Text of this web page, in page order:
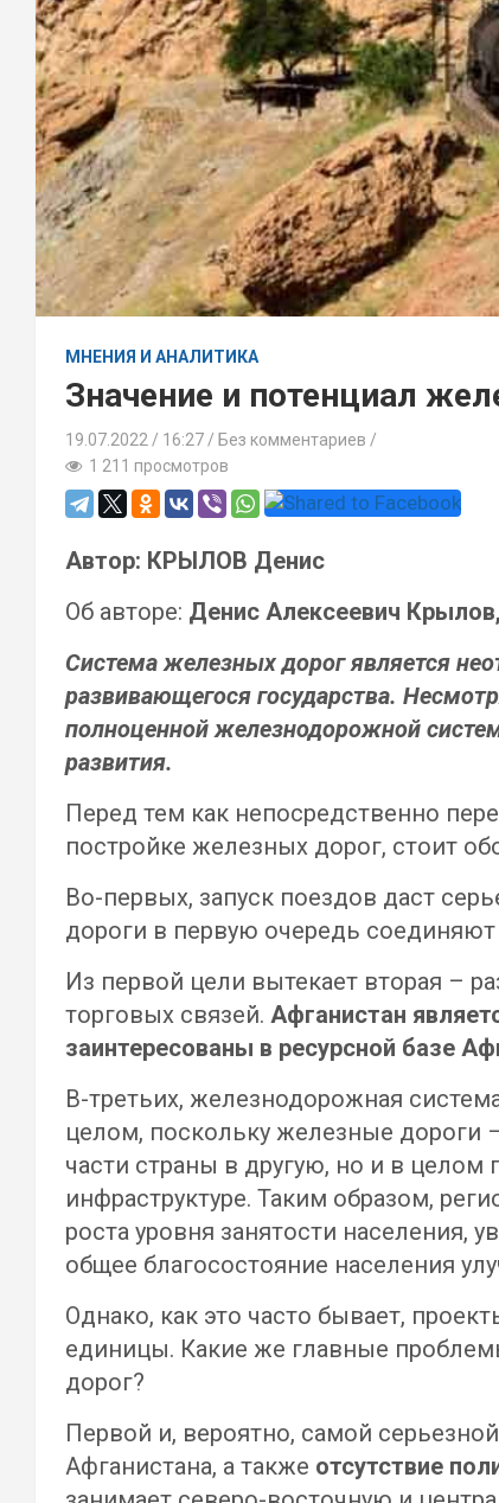
МНЕНИЯ И АНАЛИТИКА
Значение и потенциал
19.07.2022 16:27 / Без комментариев
1 211 просмотров
Автор: КРЫЛОВ Денис
Об авторе: Денис Алексеевич Крылов,
Система железных дорог является
развивающегося государства.
полноценной железнодорожной
развития.
Перед тем как непосредственно
постройке железных дорог, стоит
Во-первых, запуск поездов даст
дороги в первую очередь
Из первой цели вытекает вторая –
торговых связей. Афганистан
заинтересованы в ресурсной базе
В-третьих, железнодорожная
целом, поскольку железные дороги
части страны в другую, но и в
инфраструктуре. Таким образом,
роста уровня занятости населения,
общее благосостояние населения
Однако, как это часто бывает,
единицы. Какие же главные
дорог?
Первой и, вероятно, самой
Афганистана, а также отсутствие